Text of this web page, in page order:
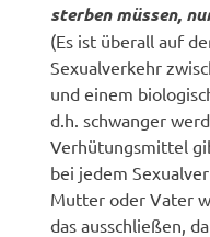
sterben müssen,
(Es ist überall auf
Sexualverkehr
und einem
d.h. schwanger
Verhütungsmittel
bei jedem
Mutter oder Vater
das ausschließen,